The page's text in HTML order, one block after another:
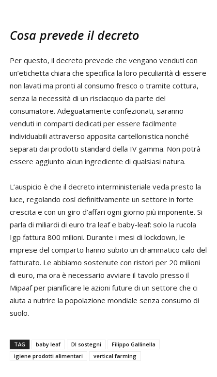
Cosa prevede il decreto
Per questo, il decreto prevede che vengano venduti con
un’etichetta chiara che specifica la loro peculiarità di essere
non lavati ma pronti al consumo fresco o tramite cottura,
senza la necessità di un risciacquo da parte del
consumatore. Adeguatamente confezionati, saranno
venduti in comparti dedicati per essere facilmente
individuabili attraverso apposita cartellonistica nonché
separati dai prodotti standard della IV gamma. Non potrà
essere aggiunto alcun ingrediente di qualsiasi natura.
L’auspicio è che il decreto interministeriale veda presto la
luce, regolando così definitivamente un settore in forte
crescita e con un giro d’affari ogni giorno più imponente. Si
parla di miliardi di euro tra leaf e baby-leaf: solo la rucola
Igp fattura 800 milioni. Durante i mesi di lockdown, le
imprese del comparto hanno subito un drammatico calo del
fatturato. Le abbiamo sostenute con ristori per 20 milioni
di euro, ma ora è necessario avviare il tavolo presso il
Mipaaf per pianificare le azioni future di un settore che ci
aiuta a nutrire la popolazione mondiale senza consumo di
suolo.
TAG baby leaf Dl sostegni
Filippo Gallinella
igiene prodotti alimentari
vertical farming